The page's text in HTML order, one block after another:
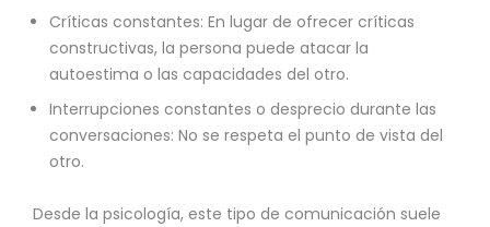
Críticas constantes: En lugar de ofrecer críticas
constructivas, la persona puede atacar la
autoestima o las capacidades del otro.
Interrupciones constantes o desprecio durante las
conversaciones: No se respeta el punto de vista del
otro.
Desde la psicología, este tipo de comunicación suele